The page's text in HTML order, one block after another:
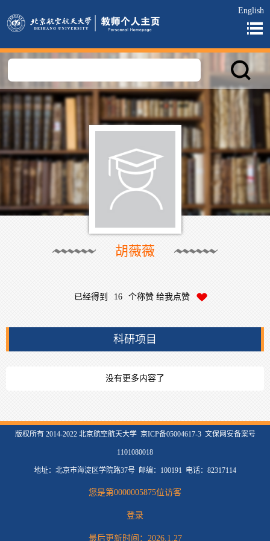
English
胡薇薇
已经得到 16 个称赞 给我点赞
科研项目
没有更多内容了
版权所有 2014-2022 北京航空航天大学 京ICP备05004617-3 文保网安备案号
1101080018
地址：北京市海淀区学院路37号 邮编：100191 电话：82317114
您是第0000005875位访客
登录
最后更新时间： 2026.1.27